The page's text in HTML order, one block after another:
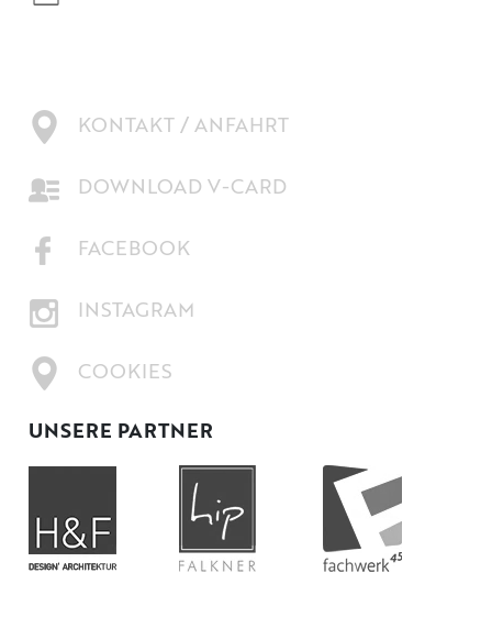
KONTAKT / ANFAHRT
DOWNLOAD V-CARD
FACEBOOK
INSTAGRAM
COOKIES
UNSERE PARTNER